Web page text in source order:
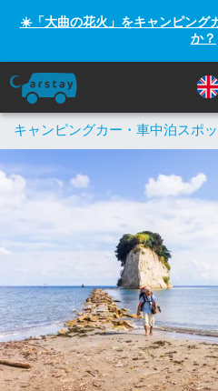
☀️「大曲の花火」をキャンピング
か？
キャンピングカー・車中泊スポ